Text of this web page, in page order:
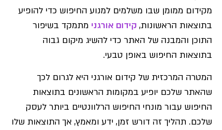
מקידום ממומן שבו משלמים למנוע החיפוש כדי להופיע
בתוצאות הראשונות, קידום אורגני מתמקד בשיפור
התוכן והמבנה של האתר כדי להשיג מיקום גבוה
בתוצאות החיפוש באופן טבעי.
המטרה המרכזית של קידום אורגני היא לגרום לכך
שהאתר שלכם יופיע במקומות הראשונים בתוצאות
החיפוש עבור מונחי החיפוש הרלוונטיים ביותר לעסק
שלכם. תהליך זה דורש זמן, ידע ומאמץ, אך התוצאות שלו